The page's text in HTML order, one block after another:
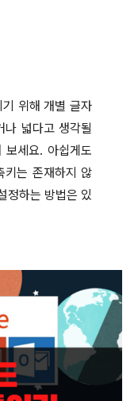
위해 개별 글자
나 넓다고 생각될
보세요.아쉽게도
키는 존재하지 않
정하는 방법은 있